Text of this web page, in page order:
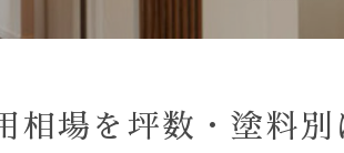
相場を坪数・塗料